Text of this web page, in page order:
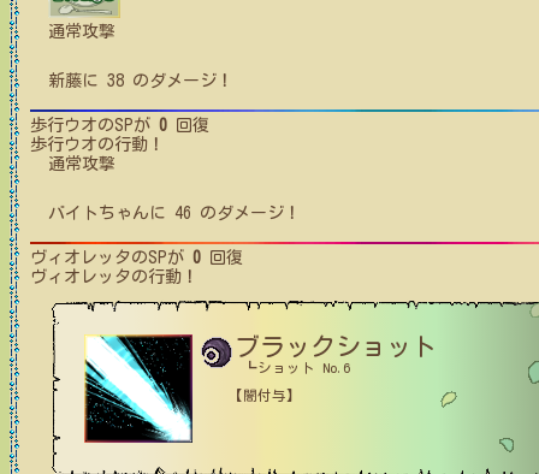
通常攻撃
新藤に 38 のダメージ！
歩行ウオのSPが 0 回復
歩行ウオの行動！
通常攻撃
バイトちゃん に 46 のダメージ！
ヴィオレッタのSPが 0 回復
ヴィオレッタの行動！
ブラックショット
┗ショット No.6
【闇付与】